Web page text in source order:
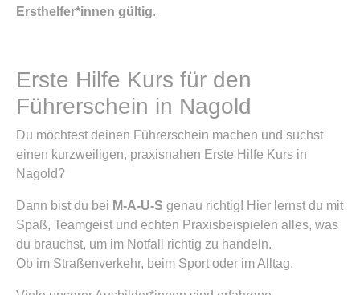
Ersthelfer*innen gültig.
Erste Hilfe Kurs für den
Führerschein in Nagold
Du möchtest deinen Führerschein machen und suchst
einen kurzweiligen, praxisnahen Erste Hilfe Kurs in
Nagold?
Dann bist du bei M-A-U-S genau richtig! Hier lernst du mit
Spaß, Teamgeist und echten Praxisbeispielen alles, was
du brauchst, um im Notfall richtig zu handeln.
Ob im Straßenverkehr, beim Sport oder im Alltag.